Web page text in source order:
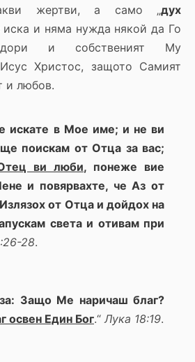
жертви, а само „дух
иска и няма нужда някой да Го
дори и собственият Му
Христос, защото Самият
и любов.
искате в Мое име; и не ви
поискам от Отца за вас;
ви люби, понеже вие
и повярвахте, че Аз от
от Отца и дойдох на
света и отивам при
28.
Защо Ме наричаш благ?
освен Един Бог.“Лука 18:19.